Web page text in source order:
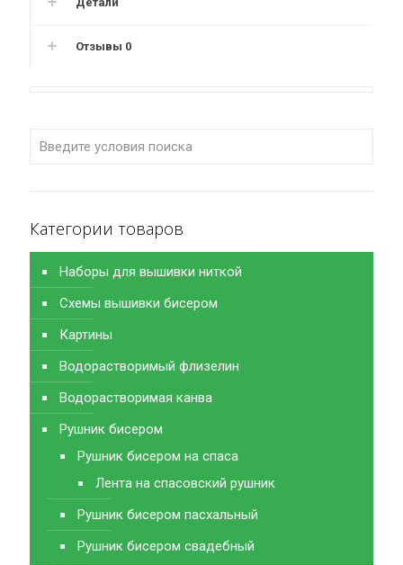
Отзывы 0
Категории товаров
Наборы для вышивки ниткой
Схемы вышивки бисером
Картины
Водорастворимый флизелин
Водорастворимая канва
Рушник бисером
Рушник бисером на спаса
Лента на спасовский рушник
Рушник бисером пасхальный
Рушник бисером свадебный